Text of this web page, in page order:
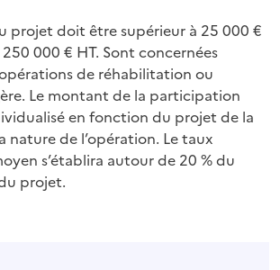
projet doit être supérieur à 25 000 €
000 € HT. Sont concernées
de réhabilitation ou
Le montant de la participation
en fonction du projet de la
nature de l’opération. Le taux
s’établira autour de 20 % du
projet.